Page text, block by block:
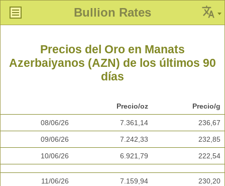
Bullion Rates
Precios del Oro en Manats
Azerbaiyanos (AZN) de los últimos 90
días
Precio/oz Precio/g
08/06/26 7.361,14 236,67
09/06/26 7.242,33 232,85
10/06/26 6.921,79 222,54
11/06/26 7.159,94 230,20